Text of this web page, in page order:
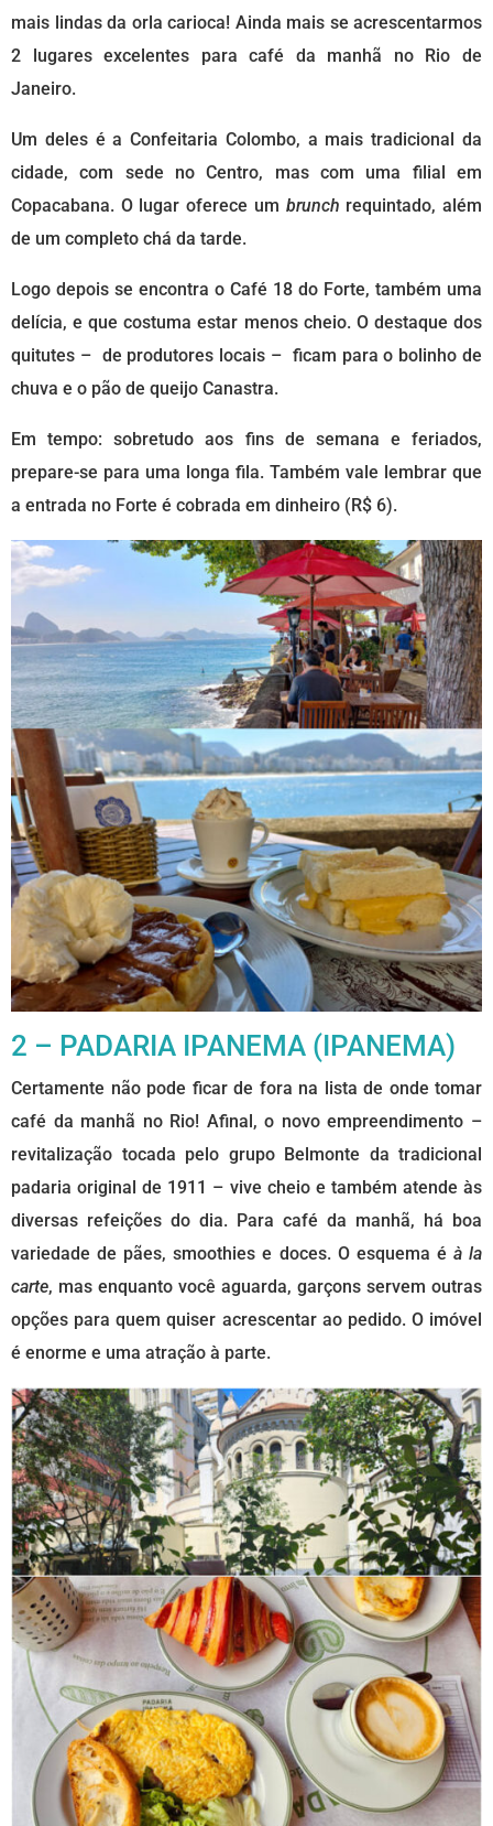
mais lindas da orla carioca! Ainda mais se acrescentarmos
2 lugares excelentes para café da manhã no Rio de
Janeiro.
Um deles é a Confeitaria Colombo, a mais tradicional da
cidade, com sede no Centro, mas com uma filial em
Copacabana. O lugar oferece um brunch requintado, além
de um completo chá da tarde.
Logo depois se encontra o Café 18 do Forte, também uma
delícia, e que costuma estar menos cheio. O destaque dos
quitutes – de produtores locais – ficam para o bolinho de
chuva e o pão de queijo Canastra.
Em tempo: sobretudo aos fins de semana e feriados,
prepare-se para uma longa fila. Também vale lembrar que
a entrada no Forte é cobrada em dinheiro (R$ 6).
2 – PADARIA IPANEMA (IPANEMA)
Certamente não pode ficar de fora na lista de onde tomar
café da manhã no Rio! Afinal, o novo empreendimento –
revitalização tocada pelo grupo Belmonte da tradicional
padaria original de 1911 – vive cheio e também atende às
diversas refeições do dia. Para café da manhã, há boa
variedade de pães, smoothies e doces. O esquema é à la
carte, mas enquanto você aguarda, garçons servem outras
opções para quem quiser acrescentar ao pedido. O imóvel
é enorme e uma atração à parte.